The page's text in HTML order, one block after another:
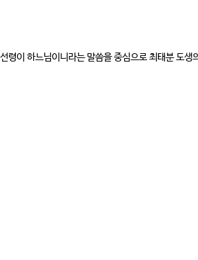
령이 하느님이니라는 말씀을 중심으로 최태분 도생